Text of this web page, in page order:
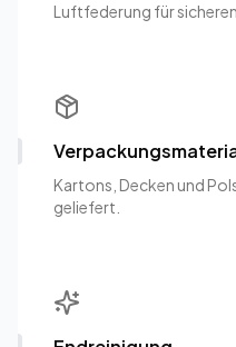
Luftfederung für
Kartons, Decken und
geliefert.